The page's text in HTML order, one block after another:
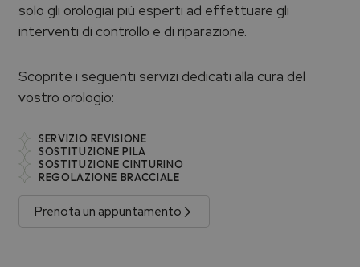
solo gli orologiai più esperti ad effettuare gli
interventi di controllo e di riparazione.
Scoprite i seguenti servizi dedicati alla cura del
vostro orologio:
SERVIZIO REVISIONE
SOSTITUZIONE PILA
SOSTITUZIONE CINTURINO
REGOLAZIONE BRACCIALE
Prenota un appuntamento